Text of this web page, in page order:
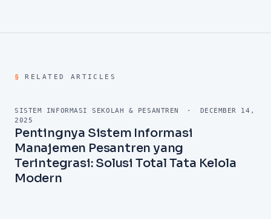
§ RELATED ARTICLES
SISTEM INFORMASI SEKOLAH & PESANTREN ·
DECEMBER 14,
2025
Pentingnya Sistem Informasi
Manajemen Pesantren yang
Terintegrasi: Solusi Total Tata Kelola
Modern